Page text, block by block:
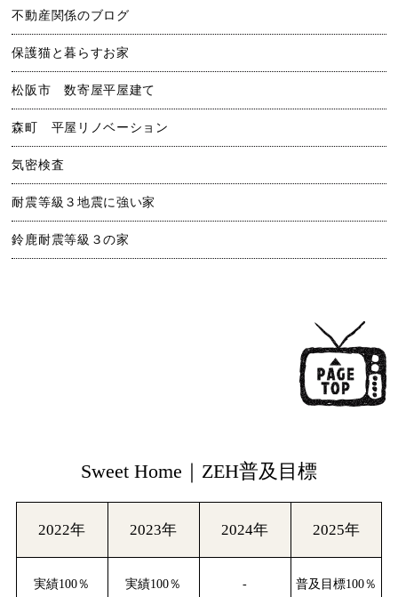
不動産関係のブログ
保護猫と暮らすお家
松阪市 数寄屋平屋建て
森町 平屋リノベーション
気密検査
耐震等級３地震に強い家
鈴鹿耐震等級３の家
Sweet Home｜ZEH普及目標
2022年 2023年 2024年 2025年
実績100％ 実績100％ - 普及目標100％